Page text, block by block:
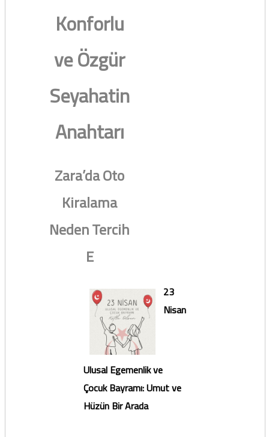
Konforlu
ve Özgür
Seyahatin
Anahtarı
Zara’da Oto
Kiralama
Neden Tercih
E
23
Nisan
Ulusal Egemenlik ve
Çocuk Bayramı: Umut ve
Hüzün Bir Arada